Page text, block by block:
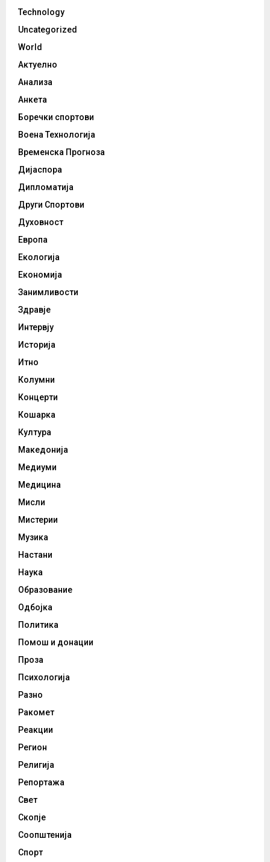
Technology
Uncategorized
World
Актуелно
Анализа
Анкета
Боречки спортови
Воена Технологија
Временска Прогноза
Дијаспора
Дипломатија
Други Спортови
Духовност
Европа
Екологија
Економија
Занимливости
Здравје
Интервју
Историја
Итно
Колумни
Концерти
Кошарка
Култура
Македонија
Медиуми
Медицина
Мисли
Мистерии
Музика
Настани
Наука
Образование
Одбојка
Политика
Помош и донации
Проза
Психологија
Разно
Ракомет
Реакции
Регион
Религија
Репортажа
Свет
Скопје
Соопштенија
Спорт